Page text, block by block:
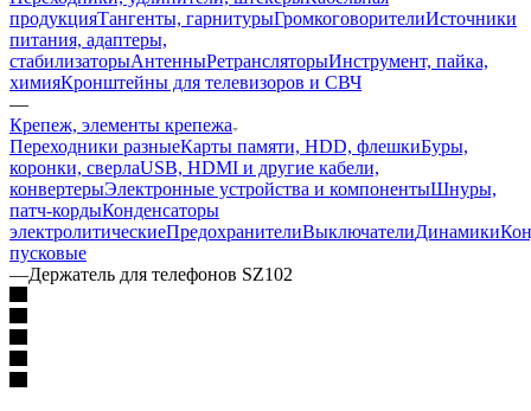
продукцияТангенты, гарнитурыГромкоговорителиИсточники
питания, адаптеры,
стабилизаторыАнтенныРетрансляторыИнструмент, пайка,
химияКронштейны для телевизоров и СВЧ
—
Крепеж, элементы крепежа
Переходники разныеКарты памяти, HDD, флешкиБуры,
коронки, сверлаUSB, HDMI и другие кабели,
конвертерыЭлектронные устройства и компонентыШнуры,
патч-кордыКонденсаторы
электролитическиеПредохранителиВыключателиДинамики
пусковые
—Держатель для телефонов SZ102